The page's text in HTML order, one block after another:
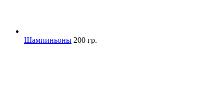
Шампиньоны 200 гр.